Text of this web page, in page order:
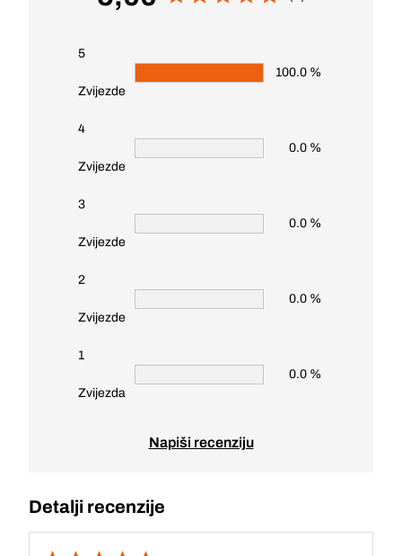
5
Zvijezde
100.0 %
4
Zvijezde
0.0 %
3
Zvijezde
0.0 %
2
Zvijezde
0.0 %
1
Zvijezda
0.0 %
Napiši recenziju
Detalji recenzije